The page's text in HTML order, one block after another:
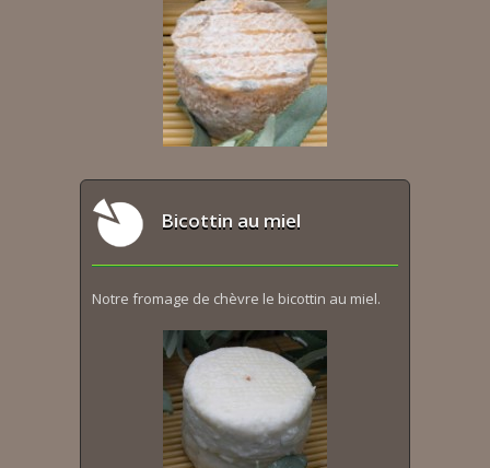
Bicottin au miel
Notre fromage de chèvre le bicottin au miel.